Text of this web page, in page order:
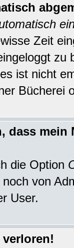
Zeit
zu
ist nicht
Bücherei
dass
die Option
von
User.